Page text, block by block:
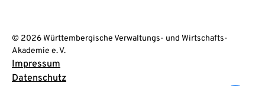
© 2026 Württembergische Verwaltungs- und Wirtschafts-
Akademie e. V.
Impressum
Datenschutz